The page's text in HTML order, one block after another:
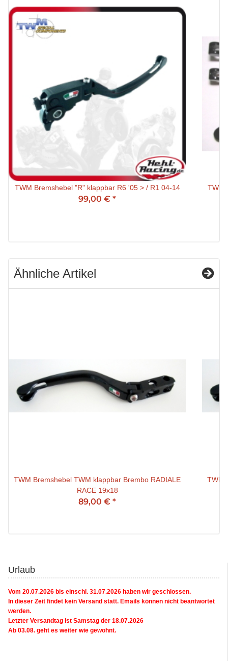
TWM Bremshebel "R" klappbar R6 '05 > / R1 04-14
99,00 € *
TWM
Ähnliche Artikel
TWM Bremshebel TWM klappbar Brembo RADIALE
RACE 19x18
89,00 € *
TWM
Urlaub
Vom 20.07.2026 bis einschl. 31.07.2026 haben wir geschlossen.
In dieser Zeit findet kein Versand statt. Emails können nicht beantwortet
werden.
Letzter Versandtag ist Samstag der 18.07.2026
Ab 03.08. geht es weiter wie gewohnt.